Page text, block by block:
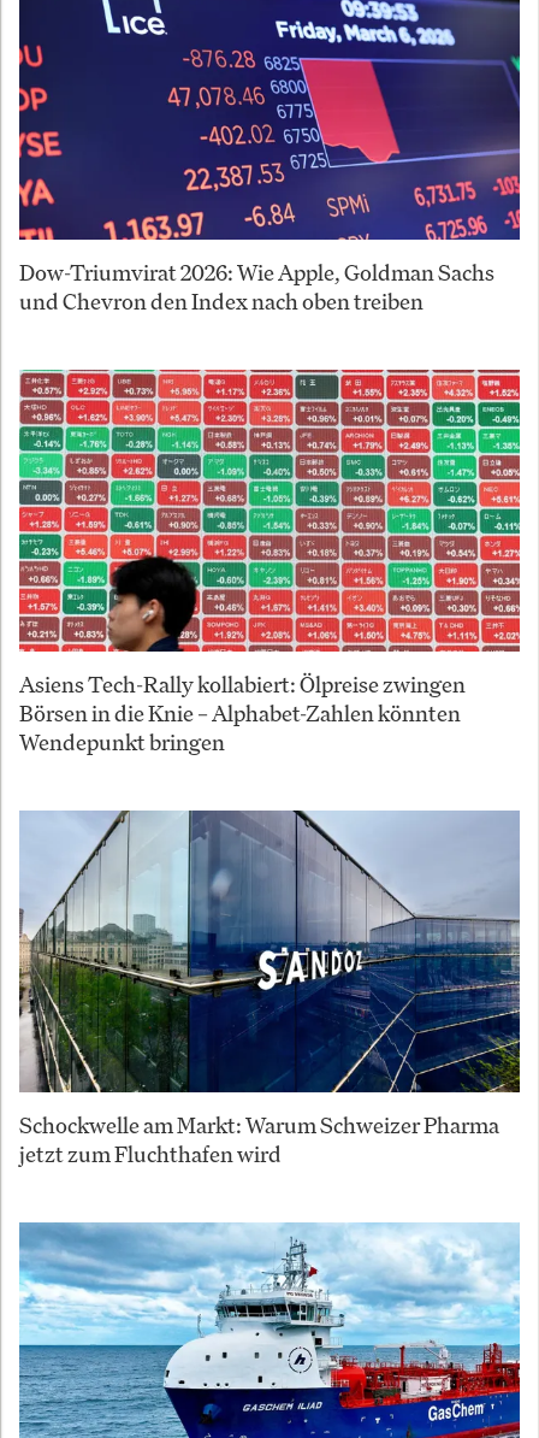
Dow-Triumvirat 2026: Wie Apple, Goldman Sachs
und Chevron den Index nach oben treiben
Asiens Tech-Rally kollabiert: Ölpreise zwingen
Börsen in die Knie – Alphabet-Zahlen könnten
Wendepunkt bringen
Schockwelle am Markt: Warum Schweizer Pharma
jetzt zum Fluchthafen wird